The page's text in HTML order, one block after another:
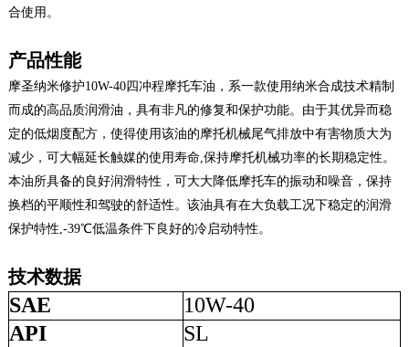
合使用。
产品性能
摩圣纳米修护10W-40四冲程摩托车油，系一款使用纳米合成技术精制
而成的高品质润滑油，具有非凡的修复和保护功能。由于其优异而稳
定的低烟度配方，使得使用该油的摩托机械尾气排放中有害物质大为
减少，可大幅延长触媒的使用寿命,保持摩托机械功率的长期稳定性。
本油所具备的良好润滑特性，可大大降低摩托车的振动和噪音，保持
换档的平顺性和驾驶的舒适性。该油具有在大负载工况下稳定的润滑
保护特性,-39℃低温条件下良好的冷启动特性。
技术数据
SAE
10W-40
API
SL